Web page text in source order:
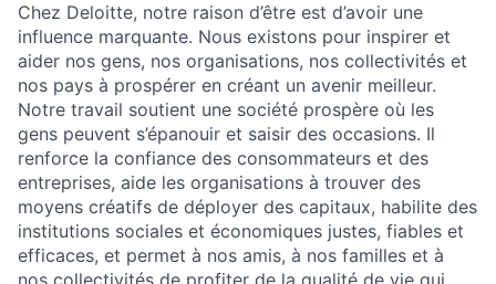
Chez Deloitte, notre raison d’être est d’avoir une
influence marquante. Nous existons pour inspirer et
aider nos gens, nos organisations, nos collectivités et
nos pays à prospérer en créant un avenir meilleur.
Notre travail soutient une société prospère où les
gens peuvent s’épanouir et saisir des occasions. Il
renforce la confiance des consommateurs et des
entreprises, aide les organisations à trouver des
moyens créatifs de déployer des capitaux, habilite des
institutions sociales et économiques justes, fiables et
efficaces, et permet à nos amis, à nos familles et à